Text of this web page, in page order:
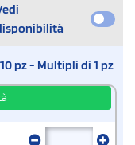
10 pz - Multipli di 1 pz